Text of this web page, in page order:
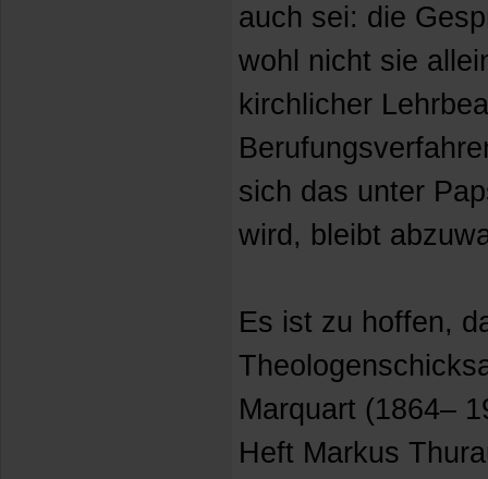
auch sei: die
wohl nicht sie
kirchlicher
sich das unter
wird, bleibt
Es ist zu hoffen,
Marquart (1864–
Heft Markus